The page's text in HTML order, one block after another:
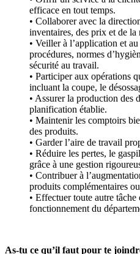
efficace en tout temps.
• Collaborer avec la
inventaires, des prix et de la
• Veiller à l’application et
procédures, normes
sécurité au travail.
• Participer aux opérations
incluant la coupe, le
• Assurer la production des
planification établie.
• Maintenir les comptoirs
des produits.
• Garder l’aire de travail
• Réduire les pertes, le
grâce à une gestion
• Contribuer à
produits complémentaires
• Effectuer toute autre tâche
fonctionnement du
As-tu ce qu’il faut pour te